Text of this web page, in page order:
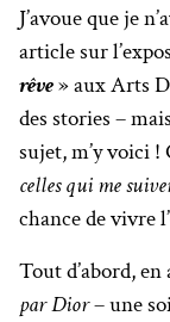
J’avoue que je
article sur
rêve» aux Arts
des stories –
sujet, m’y voici !
celles qui me
chance de vivre
Tout d’abord,
par Dior– une